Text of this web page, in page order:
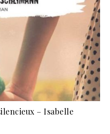
– Isabelle